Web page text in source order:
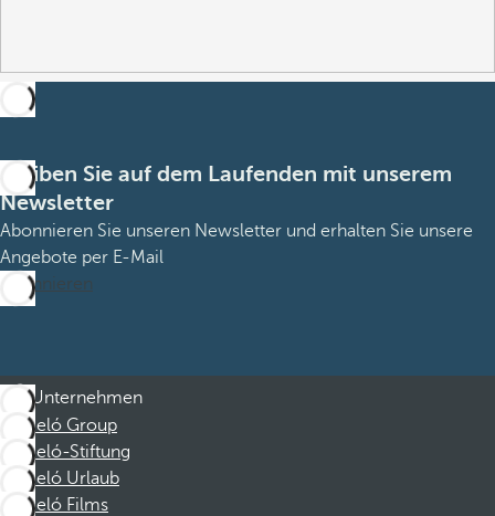
Bleiben Sie auf dem Laufenden mit unserem
Newsletter
Abonnieren Sie unseren Newsletter und erhalten Sie unsere
Angebote per E-Mail
Abonnieren
Unternehmen
Barceló Group
Barceló-Stiftung
Barceló Urlaub
Barceló Films